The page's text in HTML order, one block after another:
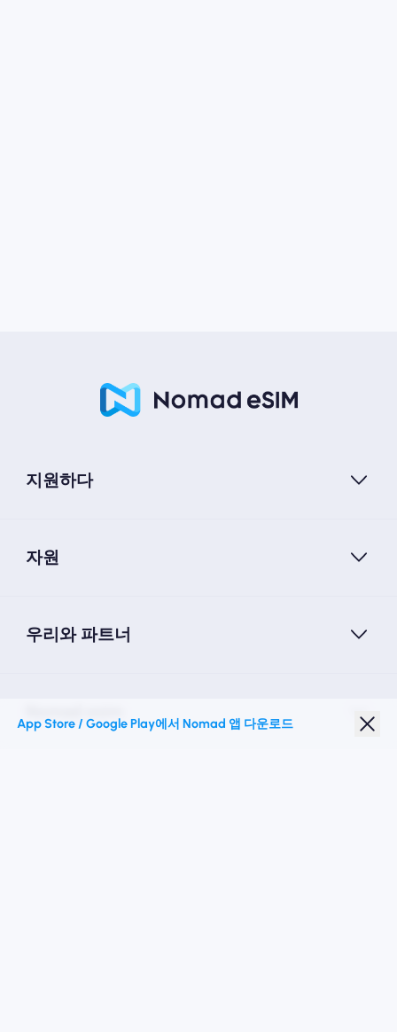
지원하다
자원
우리와 파트너
App Store / Google Play에서 Nomad 앱 다운로드